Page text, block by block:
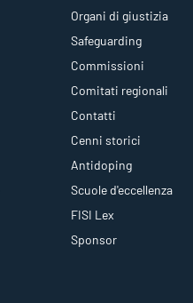
Organi di giustizia
Safeguarding
Commissioni
Comitati regionali
Contatti
Cenni storici
Antidoping
Scuole d'eccellenza
FISI Lex
Sponsor